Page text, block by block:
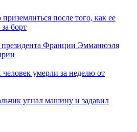
после того, как ее
борт
Франции Эмманюэля
умерли за неделю от
угнал машину и задавил